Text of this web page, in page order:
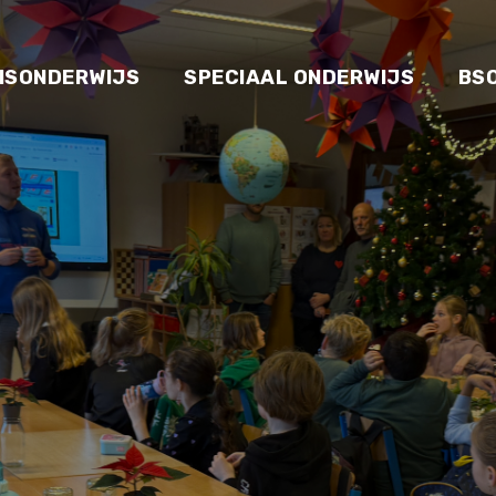
SPECIAAL ONDERWIJS